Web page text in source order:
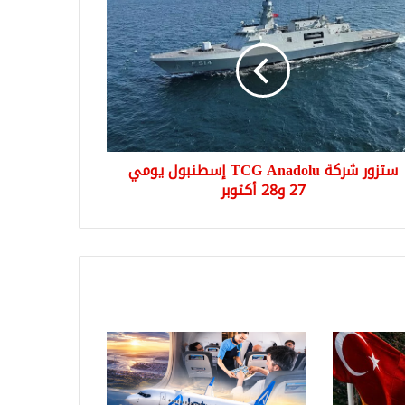
ستزور شركة TCG Anadolu إسطنبول يومي
27 و28 أكتوبر